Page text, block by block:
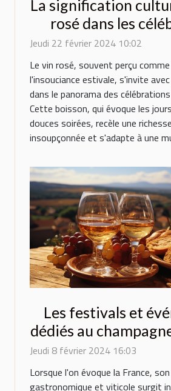
La signification
rosé dans les
françaises
Jeudi 22 février 2024 10:02
Le vin rosé, souvent perçu
l'insouciance estivale, s'invite
dans le panorama des
Cette boisson, qui évoque les
douces soirées, recèle une
insoupçonnée et s'adapte à une
Les festivals et
dédiés au
Jeudi 8 février 2024 16:03
Lorsque l'on évoque la France,
gastronomique et viticole surgit